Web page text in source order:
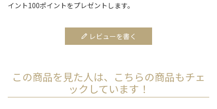
イント100ポイントをプレゼントします。
レビューを書く
この商品を見た人は、こちらの商品もチェ
ックしています！